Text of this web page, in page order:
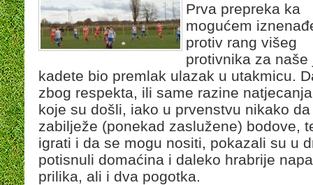
Prva prepreka ka
mogućem
protiv rang višeg
protivnika za naše
kadete bio premlak ulazak u utakmicu.
zbog respekta, ili same razine
koje su došli, iako u prvenstvu nikako da
zabilježe (ponekad zaslužene) bodove,
igrati i da se mogu nositi, pokazali su u
potisnuli domaćina i daleko hrabrije
prilika, ali i dva pogotka.